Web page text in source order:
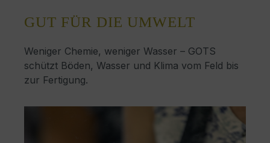
GUT FÜR DIE UMWELT
Weniger Chemie, weniger Wasser – GOTS
schützt Böden, Wasser und Klima vom Feld bis
zur Fertigung.